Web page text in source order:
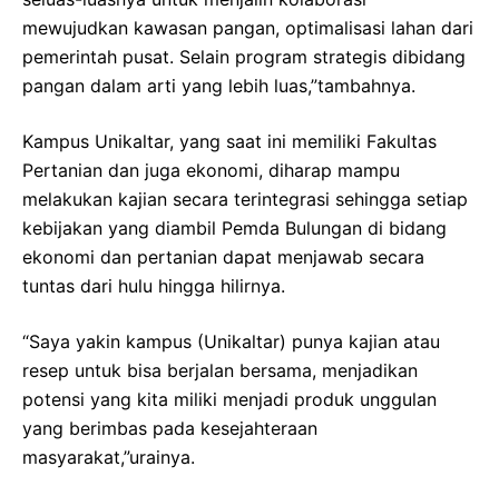
mewujudkan kawasan pangan, optimalisasi lahan dari
pemerintah pusat. Selain program strategis dibidang
pangan dalam arti yang lebih luas,”tambahnya.
Kampus Unikaltar, yang saat ini memiliki Fakultas
Pertanian dan juga ekonomi, diharap mampu
melakukan kajian secara terintegrasi sehingga setiap
kebijakan yang diambil Pemda Bulungan di bidang
ekonomi dan pertanian dapat menjawab secara
tuntas dari hulu hingga hilirnya.
“Saya yakin kampus (Unikaltar) punya kajian atau
resep untuk bisa berjalan bersama, menjadikan
potensi yang kita miliki menjadi produk unggulan
yang berimbas pada kesejahteraan
masyarakat,”urainya.